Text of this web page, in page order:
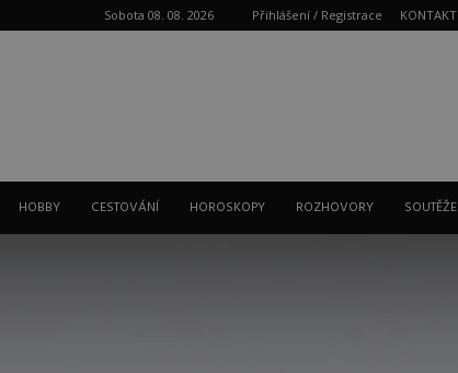
Sobota 08. 08. 2026 Přihlášení / Registrace KONTAKT
HOBBY CESTOVÁNÍ HOROSKOPY ROZHOVORY SOUTĚŽE